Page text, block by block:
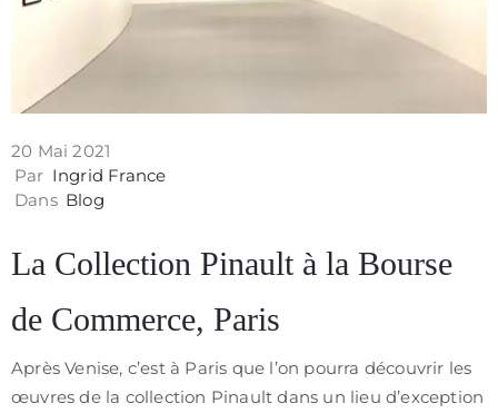
Politique
confidentialité
20 Mai 2021
Par Ingrid France
Dans Blog
La Collection Pinault à la Bourse
de Commerce, Paris
Après Venise, c’est à Paris que l’on pourra découvrir les
œuvres de la collection Pinault dans un lieu d’exception